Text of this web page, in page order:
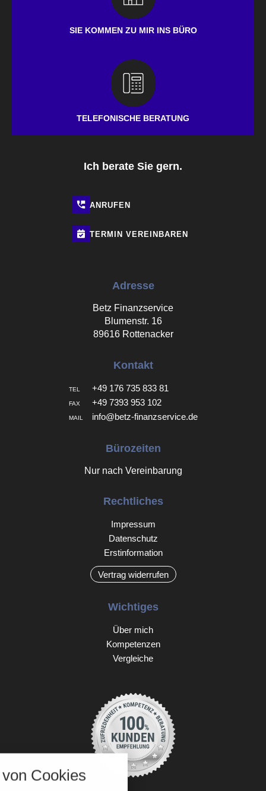
SIE KOMMEN ZU MIR INS BÜRO
TELEFONISCHE BERATUNG
Ich berate Sie gern.
ANRUFEN
TERMIN VEREINBAREN
Adresse
Betz Finanzservice
Blumenstr. 16
89616 Rottenacker
Kontakt
TEL +49 176 735 833 81
FAX +49 7393 953 102
MAIL info@betz-finanzservice.de
Bürozeiten
Nur nach Vereinbarung
Rechtliches
Impressum
Datenschutz
Erstinformation
Vertrag widerrufen
Wichtiges
Über mich
Kompetenzen
Vergleiche
Cookies
alle verwendeten Cookies und